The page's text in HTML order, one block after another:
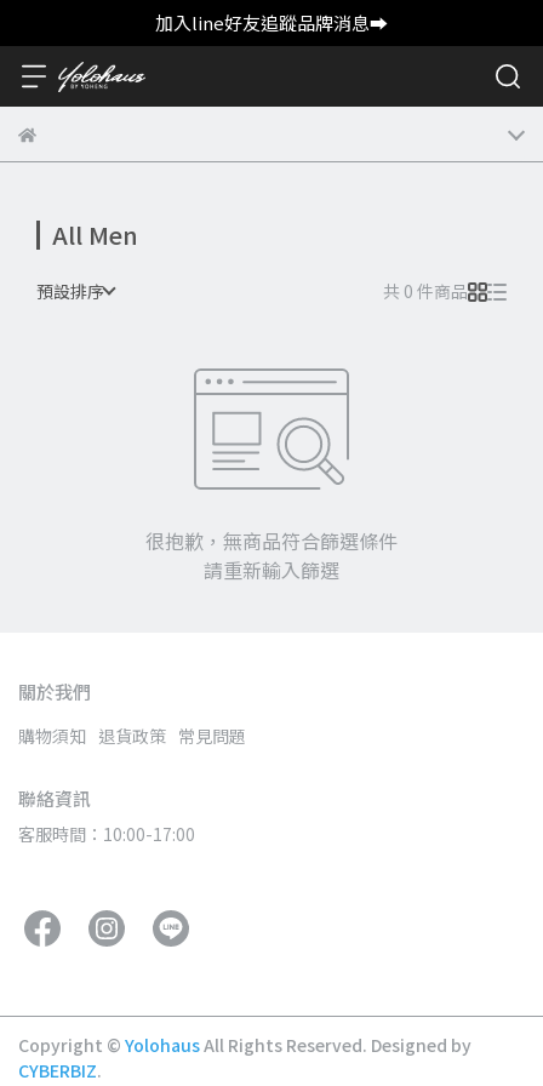
加入line好友追蹤品牌消息➡️
All Men
預設排序 共 0 件商品
很抱歉，無商品符合篩選條件
請重新輸入篩選
關於我們
購物須知 退貨政策 常見問題
聯絡資訊
客服時間：10:00-17:00
Copyright © YolohausAll Rights Reserved. Designed by
CYBERBIZ.